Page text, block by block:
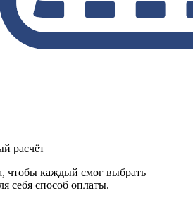
расчёт
чтобы каждый смог выбрать
себя способ оплаты.